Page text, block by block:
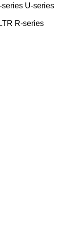
series U-series
LTR R-series